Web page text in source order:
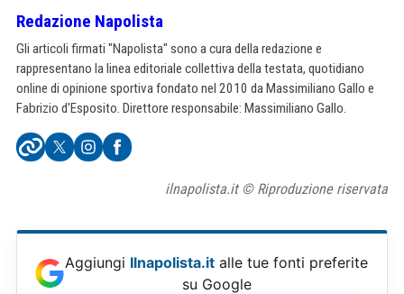
Redazione Napolista
Gli articoli firmati "Napolista" sono a cura della redazione e
rappresentano la linea editoriale collettiva della testata, quotidiano
online di opinione sportiva fondato nel 2010 da Massimiliano Gallo e
Fabrizio d'Esposito. Direttore responsabile: Massimiliano Gallo.
ilnapolista.it © Riproduzione riservata
Aggiungi Ilnapolista.it alle tue fonti preferite
su Google